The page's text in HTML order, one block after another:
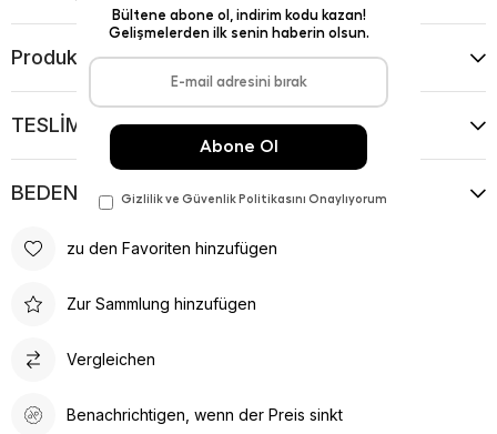
Produktvorschläge
TESLİMAT VE İADE KOŞULLARI
BEDEN KILAVUZU
zu den Favoriten hinzufügen
Zur Sammlung hinzufügen
Vergleichen
Benachrichtigen, wenn der Preis sinkt